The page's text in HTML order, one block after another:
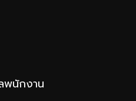
พนักงาน